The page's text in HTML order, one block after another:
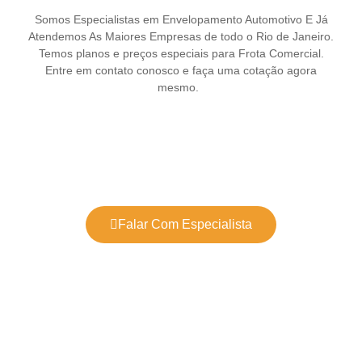
Somos Especialistas em Envelopamento Automotivo E Já
Atendemos As Maiores Empresas de todo o Rio de Janeiro.
Temos planos e preços especiais para Frota Comercial.
Entre em contato conosco e faça uma cotação agora
mesmo.
Falar Com Especialista